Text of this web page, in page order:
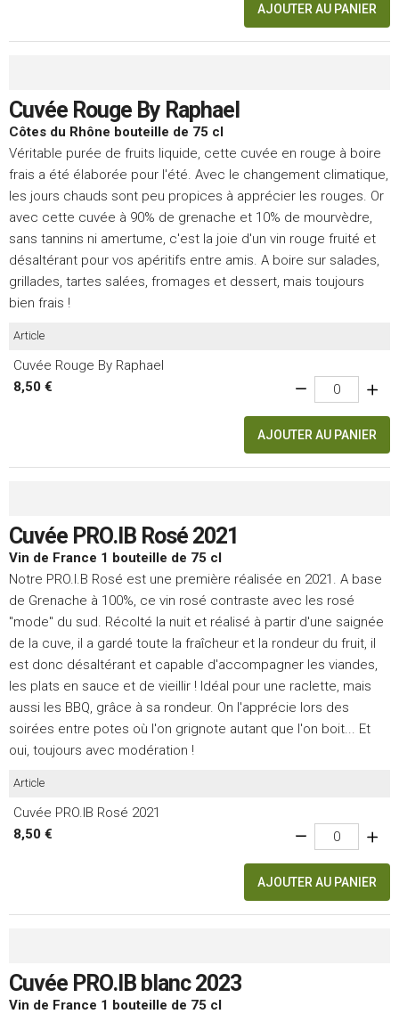
AJOUTER AU PANIER
Cuvée Rouge By Raphael
Côtes du Rhône bouteille de 75 cl
Véritable purée de fruits liquide, cette cuvée en rouge à boire
frais a été élaborée pour l'été. Avec le changement climatique,
les jours chauds sont peu propices à apprécier les rouges. Or
avec cette cuvée à 90% de grenache et 10% de mourvèdre,
sans tannins ni amertume, c'est la joie d'un vin rouge fruité et
désaltérant pour vos apéritifs entre amis. A boire sur salades,
grillades, tartes salées, fromages et dessert, mais toujours
bien frais !
Article
Cuvée Rouge By Raphael
8,50 €
AJOUTER AU PANIER
Cuvée PRO.IB Rosé 2021
Vin de France 1 bouteille de 75 cl
Notre PRO.I.B Rosé est une première réalisée en 2021. A base
de Grenache à 100%, ce vin rosé contraste avec les rosé
"mode" du sud. Récolté la nuit et réalisé à partir d'une saignée
de la cuve, il a gardé toute la fraîcheur et la rondeur du fruit, il
est donc désaltérant et capable d'accompagner les viandes,
les plats en sauce et de vieillir ! Idéal pour une raclette, mais
aussi les BBQ, grâce à sa rondeur. On l'apprécie lors des
soirées entre potes où l'on grignote autant que l'on boit... Et
oui, toujours avec modération !
Article
Cuvée PRO.IB Rosé 2021
8,50 €
AJOUTER AU PANIER
Cuvée PRO.IB blanc 2023
Vin de France 1 bouteille de 75 cl